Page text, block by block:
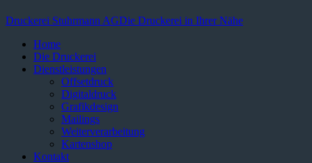
Druckerei Stuhrmann AGDie Druckerei in Ihrer Nähe
Home
Die Druckerei
Dienstleistungen
Offsetdruck
Digitaldruck
Grafikdesign
Mailings
Weiterverarbeitung
Kartenshop
Kontakt